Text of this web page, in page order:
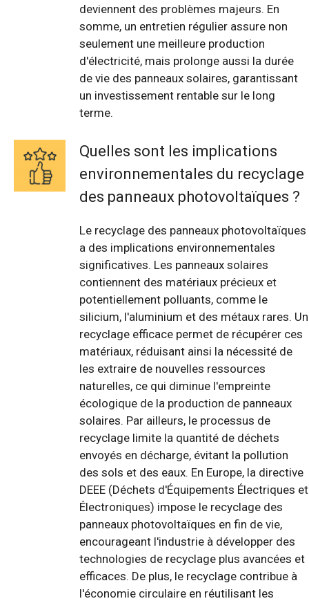
deviennent des problèmes majeurs. En
somme, un entretien régulier assure non
seulement une meilleure production
d'électricité, mais prolonge aussi la durée
de vie des panneaux solaires, garantissant
un investissement rentable sur le long
terme.
Quelles sont les implications
environnementales du recyclage
des panneaux photovoltaïques ?
Le recyclage des panneaux photovoltaïques
a des implications environnementales
significatives. Les panneaux solaires
contiennent des matériaux précieux et
potentiellement polluants, comme le
silicium, l'aluminium et des métaux rares. Un
recyclage efficace permet de récupérer ces
matériaux, réduisant ainsi la nécessité de
les extraire de nouvelles ressources
naturelles, ce qui diminue l'empreinte
écologique de la production de panneaux
solaires. Par ailleurs, le processus de
recyclage limite la quantité de déchets
envoyés en décharge, évitant la pollution
des sols et des eaux. En Europe, la directive
DEEE (Déchets d'Équipements Électriques et
Électroniques) impose le recyclage des
panneaux photovoltaïques en fin de vie,
encourageant l'industrie à développer des
technologies de recyclage plus avancées et
efficaces. De plus, le recyclage contribue à
l'économie circulaire en réutilisant les